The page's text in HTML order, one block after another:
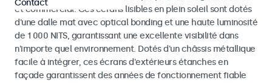
et commercial. Ces écrans lisibles en plein soleil sont dotés
d'une dalle mat avec optical bonding et une haute luminosité
de 1 000 NITS, garantissant une excellente visibilité dans
n'importe quel environnement. Dotés d'un châssis métallique
facile à intégrer, ces écrans d'extérieurs étanches en
façade garantissent des années de fonctionnement fiable
Contact